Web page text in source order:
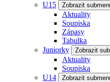
U15
Zobrazit
Aktuality
Soupiska
Zápasy
Tabulka
Juniorky
Zobrazit
Aktuality
Soupiska
U14
Zobrazit